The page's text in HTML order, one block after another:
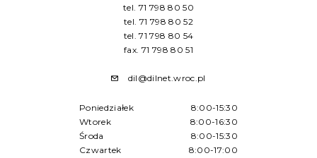
tel. 71 798 80 50
tel. 71 798 80 52
tel. 71 798 80 54
fax. 71 798 80 51
dil@dilnet.wroc.pl
Poniedziałek
8:00-15:30
Wtorek
8:00-16:30
Środa
8:00-15:30
Czwartek
8:00-17:00